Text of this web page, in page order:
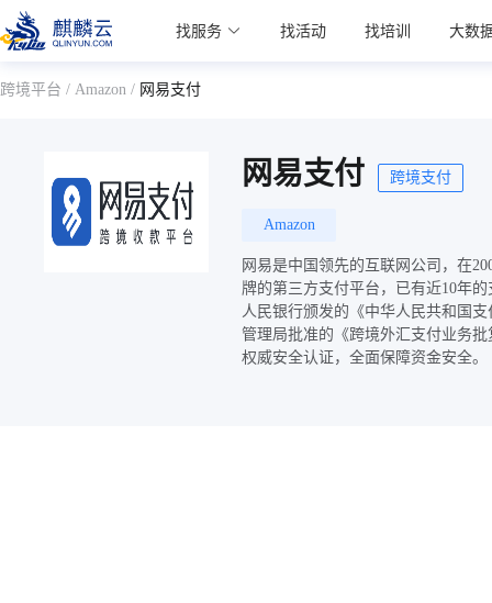
麒麟学院
Kylin Academy 找服务 找活动 找培训 大数
跨境平台 / Amazon / 网易支付
网易支付 跨境支付
Amazon
网易是中国领先的互联网公司，在
牌的第三方支付平台，已有近10年
人民银行颁发的《中华人民共和国
管理局批准的《跨境外汇支付业务
权威安全认证，全面保障资金安全。